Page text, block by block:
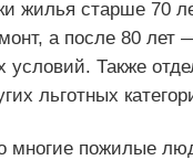
жилья старше 70
а после 80
условий. Также
льготных
многие пожилые